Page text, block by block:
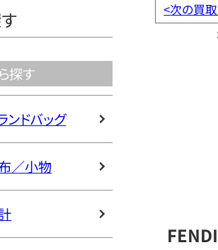
探す
ンドバッグ
／小物
<次の買